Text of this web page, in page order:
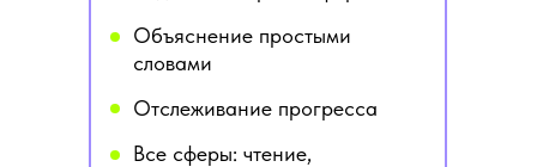
Объяснение простыми
словами
Отслеживание прогресса
Все сферы: чтение,